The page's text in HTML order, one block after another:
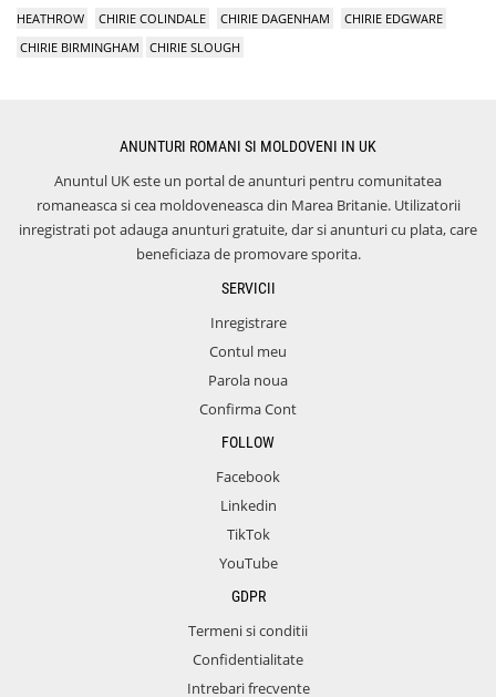
HEATHROW
CHIRIE COLINDALE CHIRIE DAGENHAM
CHIRIE EDGWARE
CHIRIE BIRMINGHAM
CHIRIE SLOUGH
ANUNTURI ROMANI SI MOLDOVENI IN UK
Anuntul UK este un portal de anunturi pentru comunitatea
romaneasca si cea moldoveneasca din Marea Britanie. Utilizatorii
inregistrati pot adauga anunturi gratuite, dar si anunturi cu plata, care
beneficiaza de promovare sporita.
SERVICII
Inregistrare
Contul meu
Parola noua
Confirma Cont
FOLLOW
Facebook
Linkedin
TikTok
YouTube
GDPR
Termeni si conditii
Confidentialitate
Intrebari frecvente